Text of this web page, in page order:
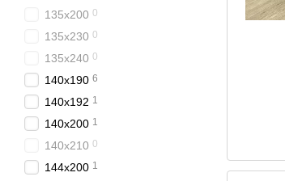
135x200 0
135x230 0
135x240 0
140x190 6
140х192 1
140x200 1
140x210 0
144x200 1